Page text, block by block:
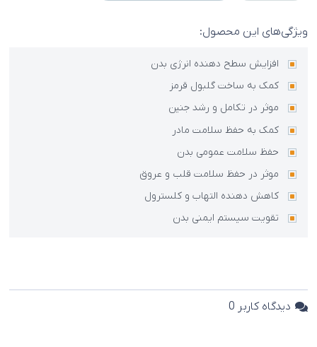
پلاس
ویژگی‌های این محصول:
افزایش سطح دهنده انرژی بدن
کمک به ساخت گلبول قرمز
موثر در تکامل و رشد جنین
کمک به حفظ سلامت مادر
حفظ سلامت عمومی بدن
موثر در حفظ سلامت قلب و عروق
کاهش دهنده التهاب و کلسترول
تقویت سیستم ایمنی بدن
دیدگاه کاربر 0